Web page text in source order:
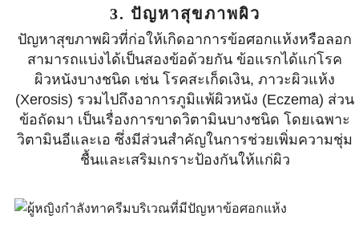
3. ปัญหาสุขภาพผิว
ปัญหาสุขภาพผิวที่ก่อให้เกิดอาการข้อศอกแห้งหรือลอก
สามารถแบ่งได้เป็นสองข้อด้วยกัน ข้อแรกได้แก่โรค
ผิวหนังบางชนิด เช่น โรคสะเก็ดเงิน, ภาวะผิวแห้ง
(Xerosis) รวมไปถึงอาการภูมิแพ้ผิวหนัง (Eczema) ส่วน
ข้อถัดมา เป็นเรื่องการขาดวิตามินบางชนิด โดยเฉพาะ
วิตามินอีและเอ ซึ่งมีส่วนสำคัญในการช่วยเพิ่มความชุ่ม
ชื้นและเสริมเกราะป้องกันให้แก่ผิว